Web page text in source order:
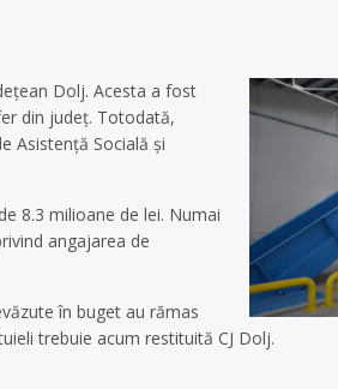
Dolj. Acesta a fost
din judeţ. Totodată,
Asistenţă Socială şi
8.3 milioane de lei. Numai
angajarea de
în buget au rămas
trebuie acum restituită CJ Dolj.